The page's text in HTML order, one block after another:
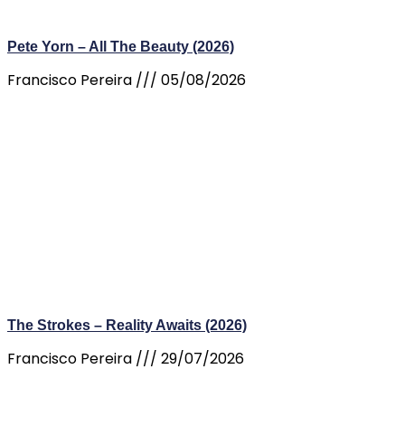
Pete Yorn – All The Beauty (2026)
Francisco Pereira 05/08/2026
The Strokes – Reality Awaits (2026)
Francisco Pereira 29/07/2026